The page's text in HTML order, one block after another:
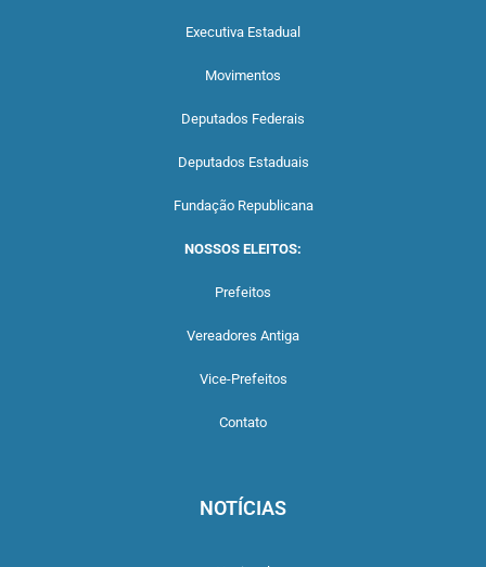
Executiva Estadual
Movimentos
Deputados Federais
Deputados Estaduais
Fundação Republicana
NOSSOS ELEITOS:
Prefeitos
Vereadores Antiga
Vice-Prefeitos
Contato
NOTÍCIAS